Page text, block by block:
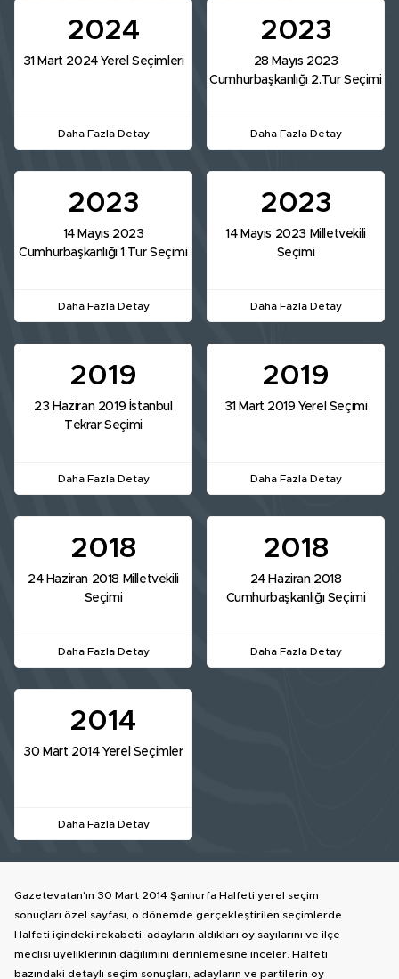
2024
31 Mart 2024 Yerel Seçimleri
Daha Fazla Detay
2023
28 Mayıs 2023
Cumhurbaşkanlığı 2.Tur Seçimi
Daha Fazla Detay
2023
14 Mayıs 2023
Cumhurbaşkanlığı 1.Tur Seçimi
Daha Fazla Detay
2023
14 Mayıs 2023 Milletvekili
Seçimi
Daha Fazla Detay
2019
23 Haziran 2019 İstanbul
Tekrar Seçimi
Daha Fazla Detay
2019
31 Mart 2019 Yerel Seçimi
Daha Fazla Detay
2018
24 Haziran 2018 Milletvekili
Seçimi
Daha Fazla Detay
2018
24 Haziran 2018
Cumhurbaşkanlığı Seçimi
Daha Fazla Detay
2014
30 Mart 2014 Yerel Seçimler
Daha Fazla Detay
Gazetevatan'ın 30 Mart 2014 Şanlıurfa Halfeti yerel seçim
sonuçları özel sayfası, o dönemde gerçekleştirilen seçimlerde
Halfeti içindeki rekabeti, adayların aldıkları oy sayılarını ve ilçe
meclisi üyeliklerinin dağılımını derinlemesine inceler. Halfeti
bazındaki detaylı seçim sonuçları, adayların ve partilerin oy